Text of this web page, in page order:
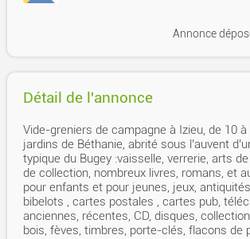
Annonce
Détail de l'annonce
Vide-greniers de campagne à Izieu, de 10
jardins de Béthanie, abrité sous l’auvent
typique du Bugey :vaisselle, verrerie, arts
de collection, nombreux livres, romans, et
pour enfants et pour jeunes, jeux,
bibelots , cartes postales , cartes pub,
anciennes, récentes, CD, disques,
bois, fèves, timbres, porte-clés, flacons de